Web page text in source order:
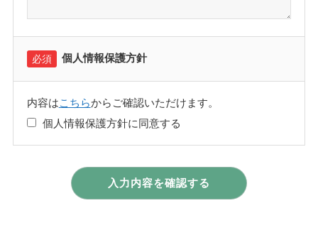
必須 個人情報保護方針
内容はこちらからご確認いただけます。
個人情報保護方針に同意する